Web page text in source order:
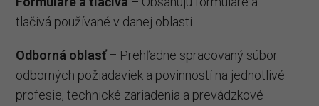
tlačivá používané v danej oblasti.
Odborná oblasť – Prehľadne spracovaný súbor
odborných požiadaviek a povinností na jednotlivé
profesie, technické zariadenia a prevádzkové